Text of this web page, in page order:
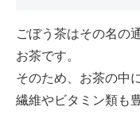
ごぼう茶はその名の
お茶です。
そのため、お茶の中
繊維やビタミン類も